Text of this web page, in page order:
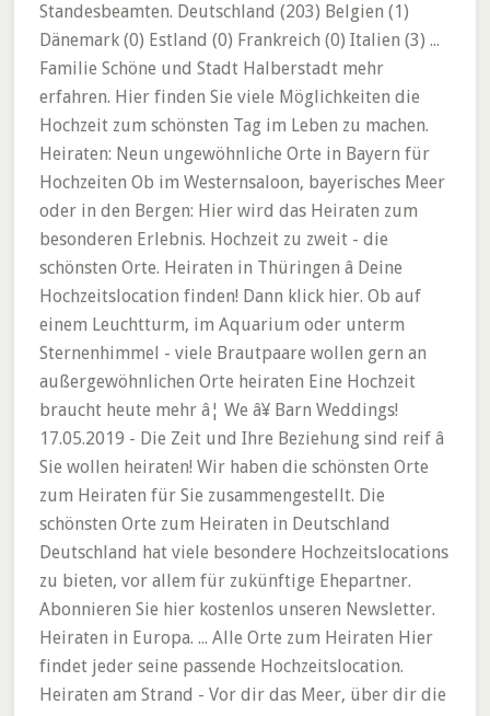
Standesbeamten. Deutschland (203) Belgien (1)
Dänemark (0) Estland (0) Frankreich (0) Italien (3) ...
Familie Schöne und Stadt Halberstadt mehr
erfahren. Hier finden Sie viele Möglichkeiten die
Hochzeit zum schönsten Tag im Leben zu machen.
Heiraten: Neun ungewöhnliche Orte in Bayern für
Hochzeiten Ob im Westernsaloon, bayerisches Meer
oder in den Bergen: Hier wird das Heiraten zum
besonderen Erlebnis. Hochzeit zu zweit - die
schönsten Orte. Heiraten in Thüringen â Deine
Hochzeitslocation finden! Dann klick hier. Ob auf
einem Leuchtturm, im Aquarium oder unterm
Sternenhimmel - viele Brautpaare wollen gern an
außergewöhnlichen Orte heiraten Eine Hochzeit
braucht heute mehr â¦ We â¥ Barn Weddings!
17.05.2019 - Die Zeit und Ihre Beziehung sind reif â
Sie wollen heiraten! Wir haben die schönsten Orte
zum Heiraten für Sie zusammengestellt. Die
schönsten Orte zum Heiraten in Deutschland
Deutschland hat viele besondere Hochzeitslocations
zu bieten, vor allem für zukünftige Ehepartner.
Abonnieren Sie hier kostenlos unseren Newsletter.
Heiraten in Europa. ... Alle Orte zum Heiraten Hier
findet jeder seine passende Hochzeitslocation.
Heiraten am Strand - Vor dir das Meer, über dir die